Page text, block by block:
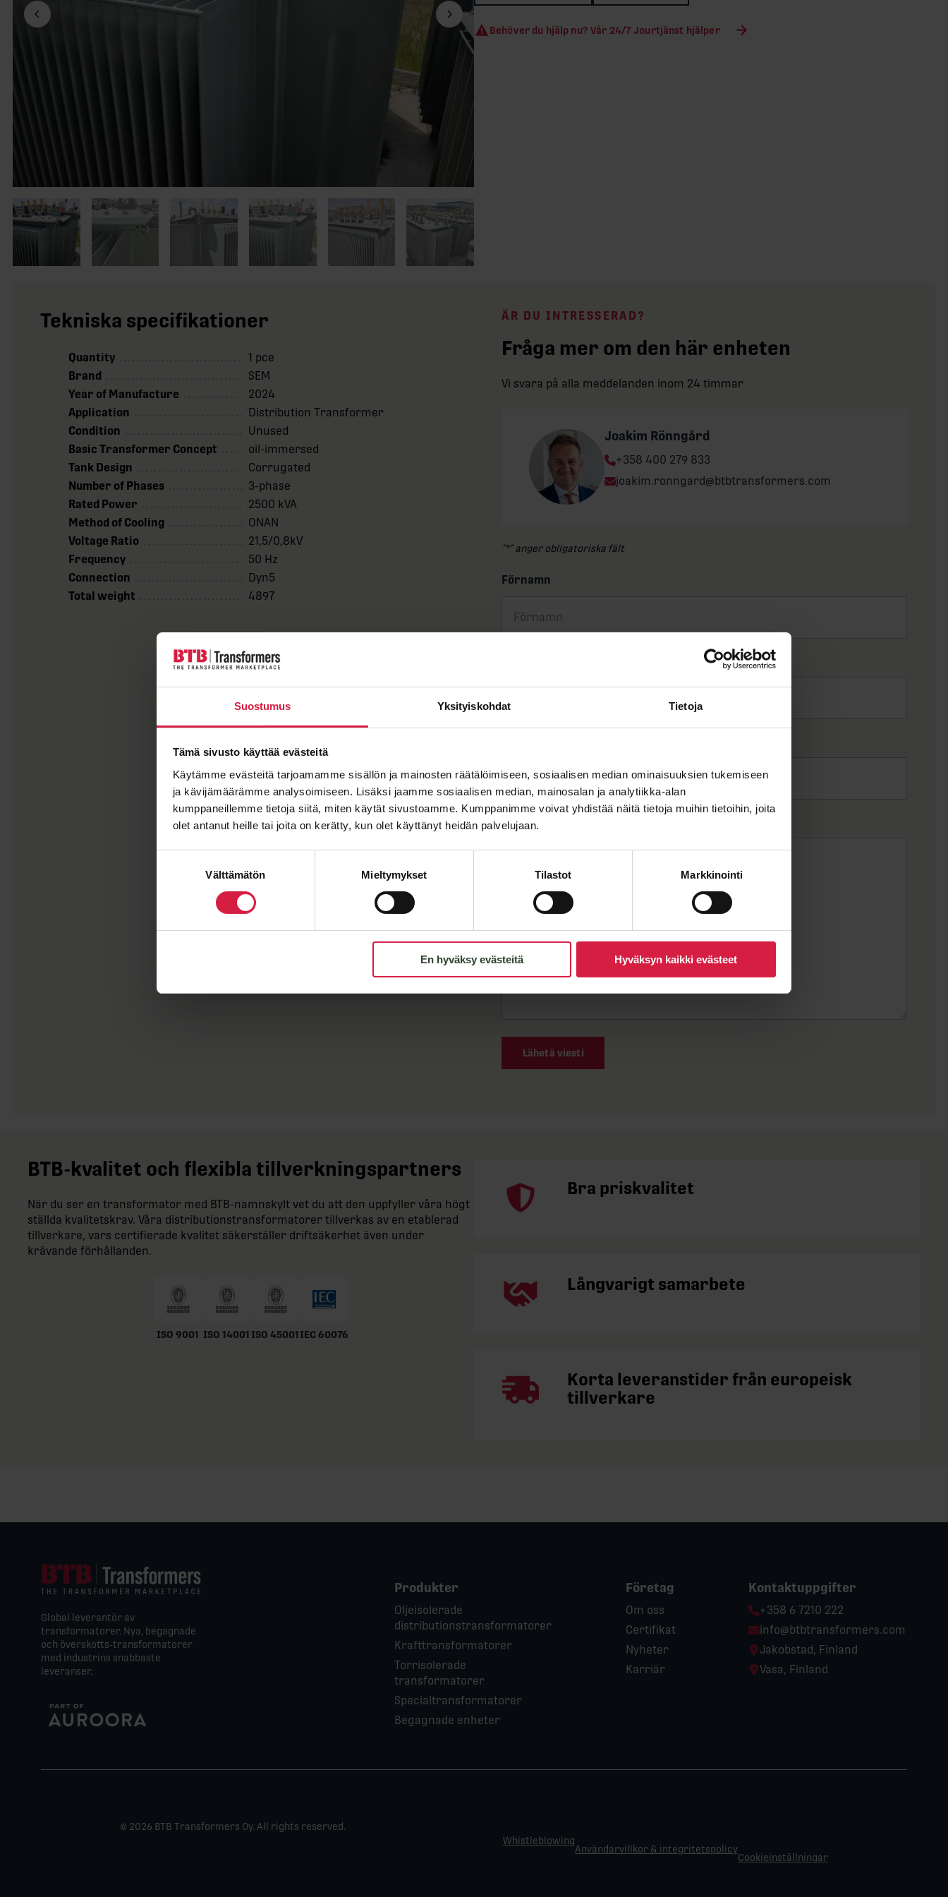
Suostumus Yksityiskohdat Tietoja
Tämä sivusto käyttää evästeitä
Käytämme evästeitä tarjoamamme sisällön ja mainosten räätälöimiseen, sosiaalisen median ominaisuuksien tukemiseen
ja kävijämäärämme analysoimiseen. Lisäksi jaamme sosiaalisen median, mainosalan ja analytiikka-alan
kumppaneillemme tietoja siitä, miten käytät sivustoamme. Kumppanimme voivat yhdistää näitä tietoja muihin tietoihin, joita
olet antanut heille tai joita on kerätty, kun olet käyttänyt heidän palvelujaan.
Välttämätön Mieltymykset Tilastot Markkinointi
En hyväksy evästeitä Hyväksyn kaikki evästeet
Föregående bild Nästa bild
Behöver du hjälp nu? Vår 24/7 Jourtjänst hjälper
Tekniska specifikationer
Quantity
1 pce
Brand
SEM
Year of Manufacture
2024
Application
Distribution Transformer
Condition
Unused
Basic Transformer Concept
oil-immersed
Tank Design
Corrugated
Number of Phases
3-phase
Rated Power
2500 kVA
Method of Cooling
ONAN
Voltage Ratio
21,5/0,8kV
Frequency
50 Hz
Connection
Dyn5
Total weight
4897
ÄR DU INTRESSERAD?
Fråga mer om den här enheten
Vi svara på alla meddelanden inom 24 timmar
Joakim Rönngård
Phone:
+358 400 279 833
Email:
joakim.ronngard@btbtransformers.com
”*” anger obligatoriska fält
Förnamn
Meddelande
Lähetä viesti
BTB-kvalitet och flexibla tillverkningspartners
När du ser en transformator med BTB-namnskylt vet du att den uppfyller våra högt
ställda kvalitetskrav. Våra distributionstransformatorer tillverkas av en etablerad
tillverkare, vars certifierade kvalitet säkerställer driftsäkerhet även under
krävande förhållanden.
ISO 9001 ISO 14001 ISO 45001IEC 60076
Bra priskvalitet
Långvarigt samarbete
Korta leveranstider från europeisk
tillverkare
Global leverantör av
transformatorer. Nya, begagnade
och överskotts-transformatorer
med industrins snabbaste
leveranser.
Produkter
Oljeisolerade
distributionstransformatorer
Krafttransformatorer
Torrisolerade
transformatorer
Specialtransformatorer
Begagnade enheter
Företag
Om oss
Certifikat
Nyheter
Karriär
Kontaktuppgifter
Phone:
+358 6 7210 222
Email:
info@btbtransformers.com
Location:
Jakobstad, Finland
Location:
Vasa, Finland
© 2026 BTB Transformers Oy. All rights reserved.
Whistleblowing
Användarvillkor & integritetspolicy
Cookieinställningar